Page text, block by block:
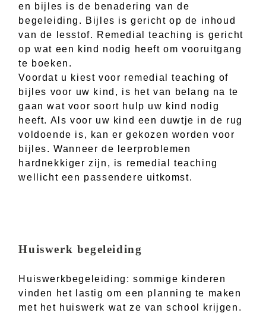
en bijles is de benadering van de
begeleiding. Bijles is gericht op de inhoud
van de lesstof. Remedial teaching is gericht
op wat een kind nodig heeft om vooruitgang
te boeken.
Voordat u kiest voor remedial teaching of
bijles voor uw kind, is het van belang na te
gaan wat voor soort hulp uw kind nodig
heeft. Als voor uw kind een duwtje in de rug
voldoende is, kan er gekozen worden voor
bijles. Wanneer de leerproblemen
hardnekkiger zijn, is remedial teaching
wellicht een passendere uitkomst.
Huiswerk begeleiding
Huiswerkbegeleiding: sommige kinderen
vinden het lastig om een planning te maken
met het huiswerk wat ze van school krijgen.